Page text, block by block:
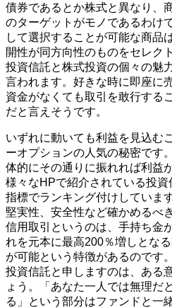
債券であるとか株式と異なり、
のターゲットがモノであるわけ
して選択することが可能な商品
開性が同方向性のものをセレク
投資信託と株式投資の個々の魅
言われます。好きな時に即座に
資金がなくても取引を敢行する
だと言えそうです。
いずれに動いても利益を見込む
ーオプションの人気の秘密です
体的にその通りに振れれば利益
様々なHPで紹介されている投
指標でランキング付けしていま
堅実性、安全性など確かめるべ
信用取引というのは、手持ち金
れを元本に最高200％増しとな
が可能という特徴があるのです。
投資信託と申しますのは、ある
ょう。「あなた一人では無理だ
る」という部分はファンドと一